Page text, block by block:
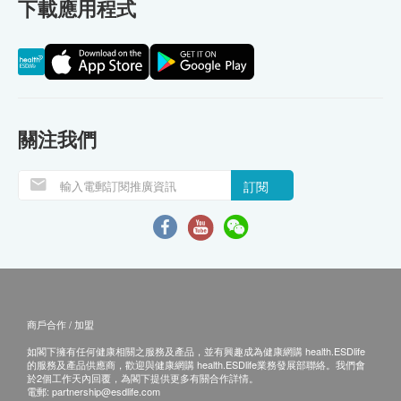
下載應用程式
關注我們
訂閱
商戶合作 / 加盟
如閣下擁有任何健康相關之服務及產品，並有興趣成為健康網購 health.ESDlife
的服務及產品供應商，歡迎與健康網購 health.ESDlife業務發展部聯絡。我們會
於2個工作天內回覆，為閣下提供更多有關合作詳情。
電郵: partnership@esdlife.com